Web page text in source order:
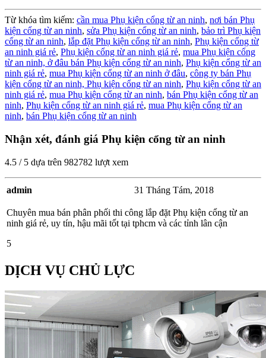
Từ khóa tìm kiếm: cần mua Phụ kiện cổng từ an ninh, nơi bán Phụ
kiện cổng từ an ninh, sửa Phụ kiện cổng từ an ninh, bảo trì Phụ kiện
cổng từ an ninh, lắp đặt Phụ kiện cổng từ an ninh, Phụ kiện cổng từ
an ninh giá rẻ, Phụ kiện cổng từ an ninh giá rẻ, mua Phụ kiện cổng
từ an ninh, ở đâu bán Phụ kiện cổng từ an ninh, Phụ kiện cổng từ an
ninh giá rẻ, mua Phụ kiện cổng từ an ninh ở đâu, công ty bán Phụ
kiện cổng từ an ninh, Phụ kiện cổng từ an ninh, Phụ kiện cổng từ an
ninh giá rẻ, mua Phụ kiện cổng từ an ninh, bán Phụ kiện cổng từ an
ninh, Phụ kiện cổng từ an ninh giá rẻ, mua Phụ kiện cổng từ an
ninh, bán Phụ kiện cổng từ an ninh
Nhận xét, đánh giá Phụ kiện cổng từ an ninh
4.5 / 5 dựa trên 982782 lượt xem
admin 31 Tháng Tám, 2018
Chuyên mua bán phân phối thi công lắp đặt Phụ kiện cổng từ an
ninh giá rẻ, uy tín, hậu mãi tốt tại tphcm và các tỉnh lân cận
5
DỊCH VỤ CHỦ LỰC